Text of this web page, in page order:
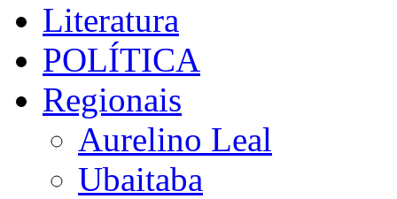
Literatura
POLÍTICA
Regionais
Aurelino Leal
Ubaitaba